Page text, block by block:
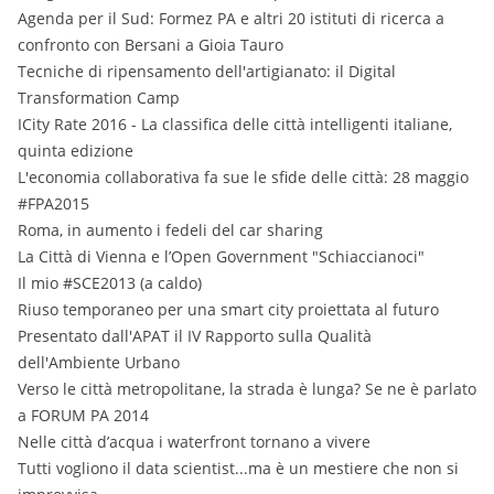
Agenda per il Sud: Formez PA e altri 20 istituti di ricerca a
confronto con Bersani a Gioia Tauro
Tecniche di ripensamento dell'artigianato: il Digital
Transformation Camp
ICity Rate 2016 - La classifica delle città intelligenti italiane,
quinta edizione
L'economia collaborativa fa sue le sfide delle città: 28 maggio
#FPA2015
Roma, in aumento i fedeli del car sharing
La Città di Vienna e l’Open Government "Schiaccianoci"
Il mio #SCE2013 (a caldo)
Riuso temporaneo per una smart city proiettata al futuro
Presentato dall'APAT il IV Rapporto sulla Qualità
dell'Ambiente Urbano
Verso le città metropolitane, la strada è lunga? Se ne è parlato
a FORUM PA 2014
Nelle città d’acqua i waterfront tornano a vivere
Tutti vogliono il data scientist...ma è un mestiere che non si